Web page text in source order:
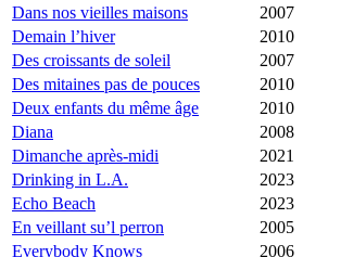
Dans nos vieilles maisons
2007
Demain l’hiver
2010
Des croissants de soleil
2007
Des mitaines pas de pouces
2010
Deux enfants du même âge
2010
Diana
2008
Dimanche après-midi
2021
Drinking in L.A.
2023
Echo Beach
2023
En veillant su’l perron
2005
Everybody Knows
2006